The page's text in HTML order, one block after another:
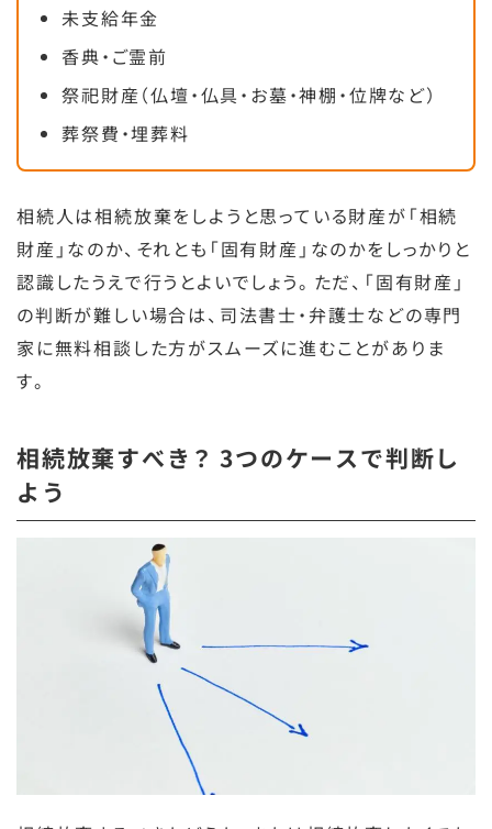
未支給年金
香典・ご霊前
祭祀財産（仏壇・仏具・お墓・神棚・位牌など）
葬祭費・埋葬料
相続人は相続放棄をしようと思っている財産が「相続
財産」なのか、それとも「固有財産」なのかをしっかりと
認識したうえで行うとよいでしょう。ただ、「固有財産」
の判断が難しい場合は、司法書士・弁護士などの専門
家に無料相談した方がスムーズに進むことがありま
す。
相続放棄すべき？ 3つのケースで判断し
よう